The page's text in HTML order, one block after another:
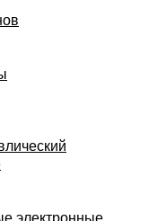
электронные